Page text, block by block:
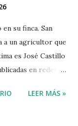
su finca. San
a un agricultor que
es José Castillo
en redes
delLEER MÁS »